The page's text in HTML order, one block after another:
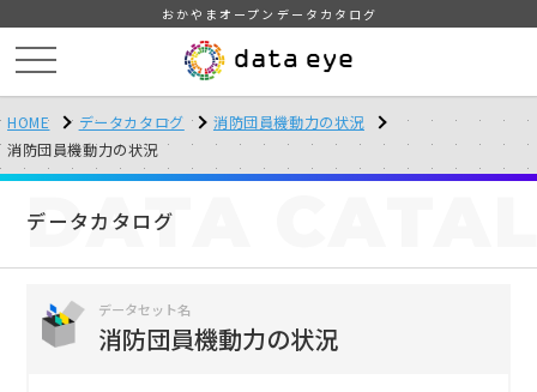
おかやまオープンデータカタログ
HOME データカタログ
消防団員機動力の状況
消防団員機動力の状況
データカタログ
DATA
データセット名
消防団員機動力の状況